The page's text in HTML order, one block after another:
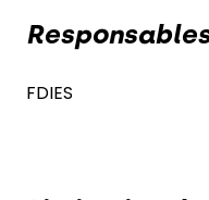
FDIES